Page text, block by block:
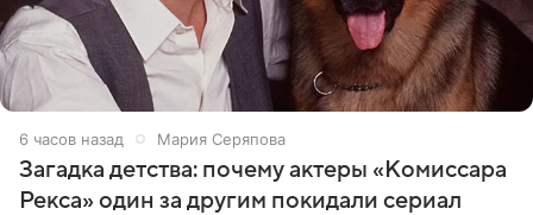
6 часов назад Мария Серяпова
Загадка детства: почему актеры «Комиссара
Рекса» один за другим покидали сериал